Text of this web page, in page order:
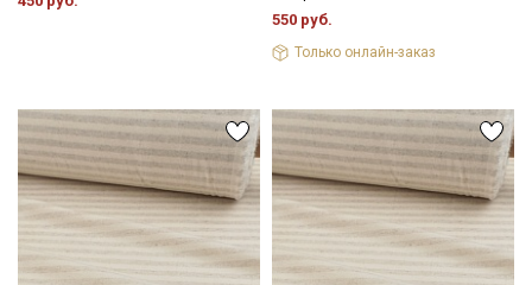
550 руб.
Только онлайн-заказ